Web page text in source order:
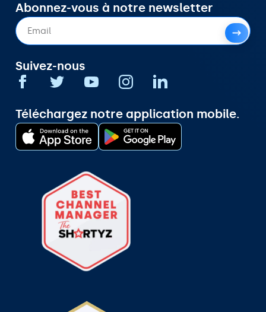
Abonnez-vous à notre newsletter
Suivez-nous
Téléchargez notre application mobile.